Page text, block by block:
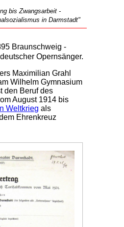
bis Zwangsarbeit -
in Darmstadt"
Braunschweig -
Opernsänger.
Maximilian Grahl
Wilhelm Gymnasium
den Beruf des
August 1914 bis
Weltkrieg als
Ehrenkreuz